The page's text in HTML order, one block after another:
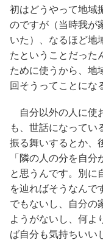
初はどうやって地域
のですが（当時我が
いた）、なるほど地
たということだった
ために使うから、地
回そうってことにな
自分以外の人に使
も、世話になってい
振る舞いするとか、
「隣の人の分を自
と思うんです。別に
を辿ればそうなんで
でもないし、自分の
ようがないし、何よ
ば自分も気持ちいい